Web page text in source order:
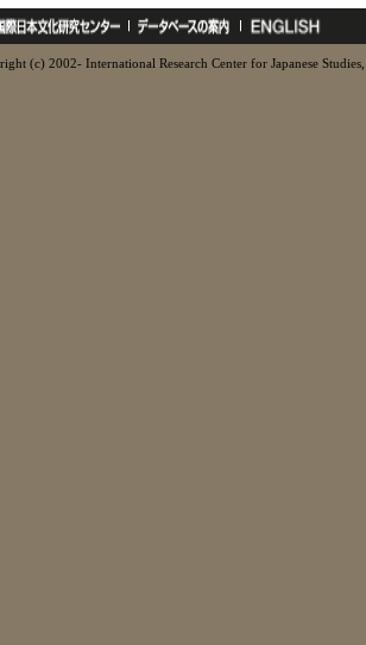
(c) 2002- International Research Center for Japanese